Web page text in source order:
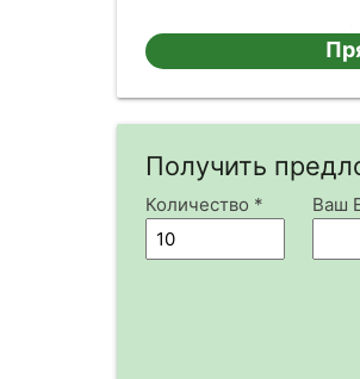
Получить
Количество * Ваш